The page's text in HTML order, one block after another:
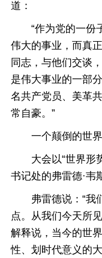
道：
“作为党的一份子
伟大的事业，而真
同志，与他们交谈
是伟大事业的一部
名共产党员、美革
常自豪。”
一个颠倒的世界
大会以“世界形势
书记处的弗雷德·韦
弗雷德说：“我们
点。从我们今天所
解释说，当今的世
性、划时代意义的